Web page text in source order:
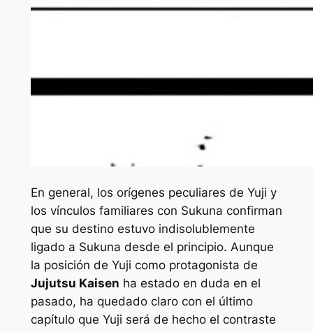
En general, los orígenes peculiares de Yuji y
los vínculos familiares con Sukuna confirman
que su destino estuvo indisolublemente
ligado a Sukuna desde el principio. Aunque
la posición de Yuji como protagonista de
Jujutsu Kaisen ha estado en duda en el
pasado, ha quedado claro con el último
capítulo que Yuji será de hecho el contraste